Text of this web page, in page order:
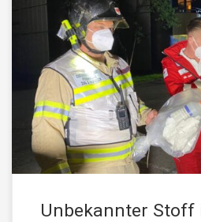
Am Montag, den 10. Mai 2021,
Kufstein um 22:23 Uhr von der
Alarmierung zu einem
Einsatzstichwort war dabei:
Eintreffen des Einsatzleiters wurde
anwesenden Polizei informiert, dass
Stoff im Treppenhaus einer
Unbekannter Stoff